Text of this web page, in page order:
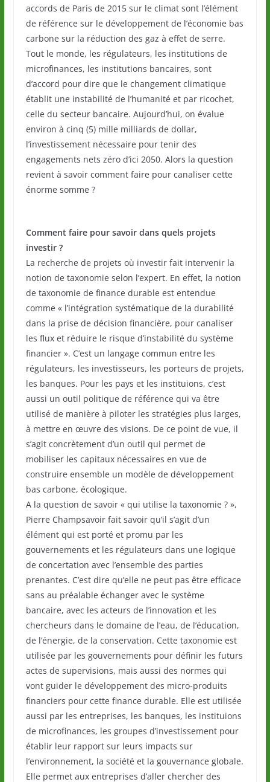
accords de Paris de 2015 sur le climat sont l’élément
de référence sur le développement de l’économie bas
carbone sur la réduction des gaz à effet de serre.
Tout le monde, les régulateurs, les institutions de
microfinances, les institutions bancaires, sont
d’accord pour dire que le changement climatique
établit une instabilité de l’humanité et par ricochet,
celle du secteur bancaire. Aujourd’hui, on évalue
environ à cinq (5) mille milliards de dollar,
l’investissement nécessaire pour tenir des
engagements nets zéro d’ici 2050. Alors la question
revient à savoir comment faire pour canaliser cette
énorme somme ?
Comment faire pour savoir dans quels projets
investir ?
La recherche de projets où investir fait intervenir la
notion de taxonomie selon l’expert. En effet, la notion
de taxonomie de finance durable est entendue
comme « l’intégration systématique de la durabilité
dans la prise de décision financière, pour canaliser
les flux et réduire le risque d’instabilité du système
financier ». C’est un langage commun entre les
régulateurs, les investisseurs, les porteurs de projets,
les banques. Pour les pays et les instituions, c’est
aussi un outil politique de référence qui va être
utilisé de manière à piloter les stratégies plus larges,
à mettre en œuvre des visions. De ce point de vue, il
s’agit concrètement d’un outil qui permet de
mobiliser les capitaux nécessaires en vue de
construire ensemble un modèle de développement
bas carbone, écologique.
A la question de savoir « qui utilise la taxonomie ? »,
Pierre Champsavoir fait savoir qu’il s’agit d’un
élément qui est porté et promu par les
gouvernements et les régulateurs dans une logique
de concertation avec l’ensemble des parties
prenantes. C’est dire qu’elle ne peut pas être efficace
sans au préalable échanger avec le système
bancaire, avec les acteurs de l’innovation et les
chercheurs dans le domaine de l’eau, de l’éducation,
de l’énergie, de la conservation. Cette taxonomie est
utilisée par les gouvernements pour définir les futurs
actes de supervisions, mais aussi des normes qui
vont guider le développement des micro-produits
financiers pour cette finance durable. Elle est utilisée
aussi par les entreprises, les banques, les instituions
de microfinances, les groupes d’investissement pour
établir leur rapport sur leurs impacts sur
l’environnement, la société et la gouvernance globale.
Elle permet aux entreprises d’aller chercher des